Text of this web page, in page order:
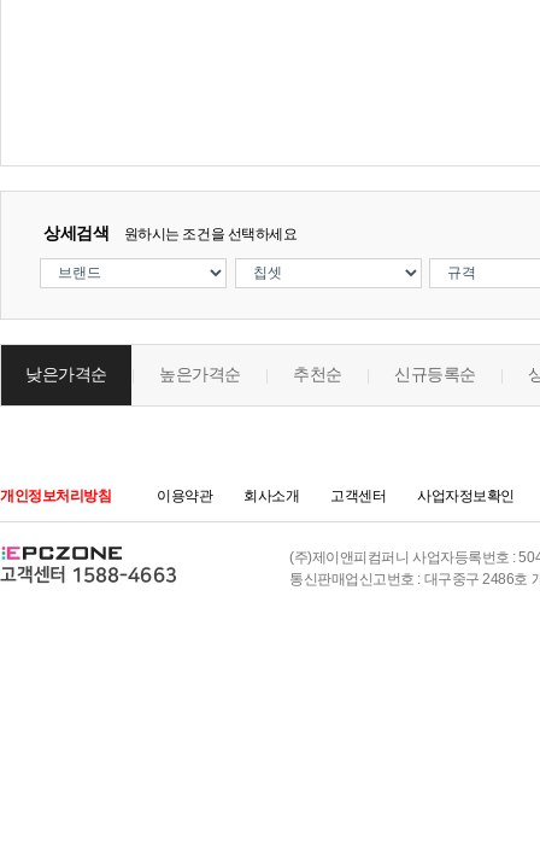
상세검색 원하시는 조건을 선택하세요
낮은가격순 높은가격순 추천순 신규등록순
개인정보처리방침 이용약관 회사소개 고객센터 사업자정보확인
(주)제이앤피컴퍼니 사업자등록번호 :
통신판매업신고번호 : 대구중구 2486호